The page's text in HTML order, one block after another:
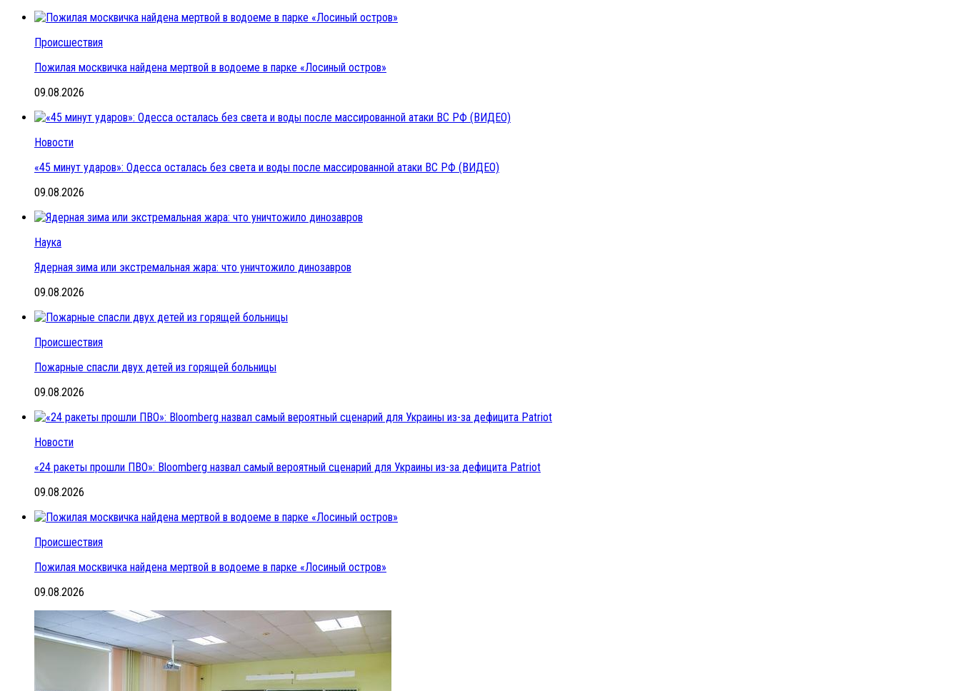
Происшествия
Пожилая москвичка найдена мертвой в водоеме в парке «Лосиный остров»
09.08.2026
Новости
«45 минут ударов»: Одесса осталась без света и воды после массированной атаки ВС РФ (ВИДЕО)
09.08.2026
Наука
Ядерная зима или экстремальная жара: что уничтожило динозавров
09.08.2026
Происшествия
Пожарные спасли двух детей из горящей больницы
09.08.2026
Новости
«24 ракеты прошли ПВО»: Bloomberg назвал самый вероятный сценарий для Украины из-за дефицита Patriot
09.08.2026
Происшествия
Пожилая москвичка найдена мертвой в водоеме в парке «Лосиный остров»
09.08.2026